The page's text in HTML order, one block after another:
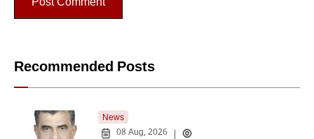
Recommended Posts
News
08 Aug, 2026